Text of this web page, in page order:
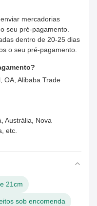
mercadorias
seu pré-pagamento.
dentro de 20-25 dias
o seu pré-pagamento.
OA, Alibaba Trade
Austrália, Nova
etc.
21cm
sob encomenda